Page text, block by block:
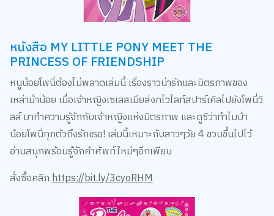
หนังสือ MY LITTLE PONY MEET THE
PRINCESS OF FRIENDSHIP
หนูน้อยโพนี่ต้องไม่พลาดเล่มนี้ เรื่องราวน่ารักและมิตรภาพของ
เหล่าม้าน้อย เมื่อเจ้าหญิงเซเลสเมียส่งทไวไลท์สปาร์เคิลไปยังโพนี่วิ
ลล์ มาทำความรู้จักกับเจ้าหญิงแห่งมิตรภาพ และดูซิว่าทำไมม้า
น้อยโพนี่ทุกตัวถึงรักเธอ! เล่มนี้เหมาะกับสาวๆวัย 4 ขวบขึ้นไปไว้
อ่านสนุกพร้อมรู้จักคำศัพท์ใหม่ๆอีกเพียบ
สั่งซื้อคลิก https://bit.ly/3cyoRHM